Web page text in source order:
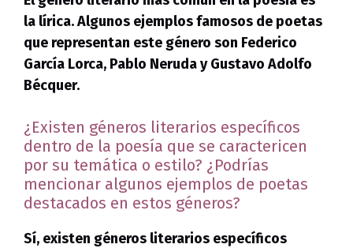
la lírica. Algunos ejemplos famosos de poetas
que representan este género son Federico
García Lorca, Pablo NerudayGustavo Adolfo
Bécquer.
¿Existen géneros literarios específicos
dentro de la poesía que se caractericen
por su temática o estilo? ¿Podrías
mencionar algunos ejemplos de poetas
destacados en estos géneros?
Sí, existen géneros literarios específicos